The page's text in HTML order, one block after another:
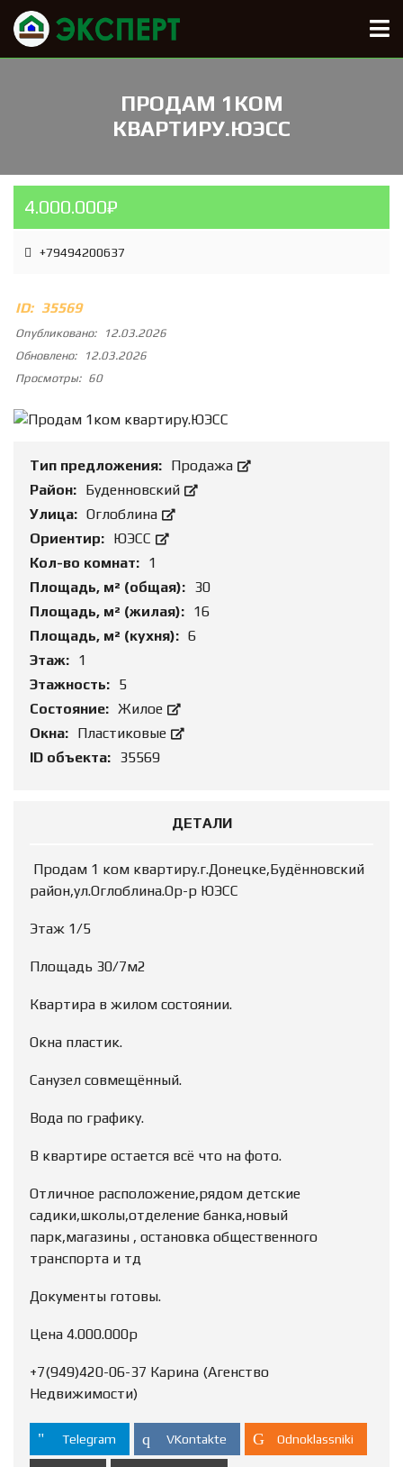
ПРОДАМ 1КОМ
КВАРТИРУ.ЮЭСС
4.000.000₽
+79494200637
ID: 35569
Опубликовано:
12.03.2026
Обновлено:
12.03.2026
Просмотры: 60
Тип предложения: Продажа
Район: Буденновский
Улица: Оглоблина
Ориентир: ЮЭСС
Кол-во комнат: 1
Площадь, м² (общая): 30
Площадь, м² (жилая): 16
Площадь, м² (кухня): 6
Этаж: 1
Этажность: 5
Состояние: Жилое
Окна: Пластиковые
ID объекта: 35569
ДЕТАЛИ
Продам 1 ком квартиру.г.Донецке,Будённовский
район,ул.Оглоблина.Ор-р ЮЭСС
Этаж 1/5
Площадь 30/7м2
Квартира в жилом состоянии.
Окна пластик.
Санузел совмещённый.
Вода по графику.
В квартире остается всё что на фото.
Отличное расположение,рядом детские
садики,школы,отделение банка,новый
парк,магазины , остановка общественного
транспорта и тд
Документы готовы.
Цена 4.000.000р
+7(949)420-06-37 Карина (Агенство
Недвижимости)
Telegram VKontakte Odnoklassniki